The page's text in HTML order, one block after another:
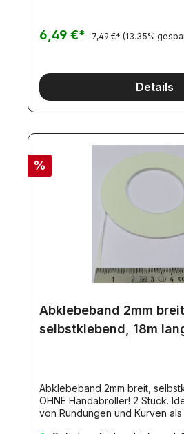
6,49 €* 7,49 €* (13.35%
Details
%
Abklebeband 2mm
selbstklebend, 18m
Abklebeband 2mm breit, selbstklebend,
OHNE Handabroller! 2 Stück. Ideal zum Abkleben
von Rundungen und Kurven